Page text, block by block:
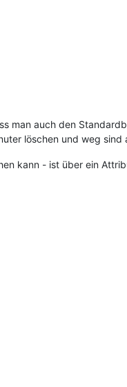
man auch den
löschen und weg sind
kann - ist über ein